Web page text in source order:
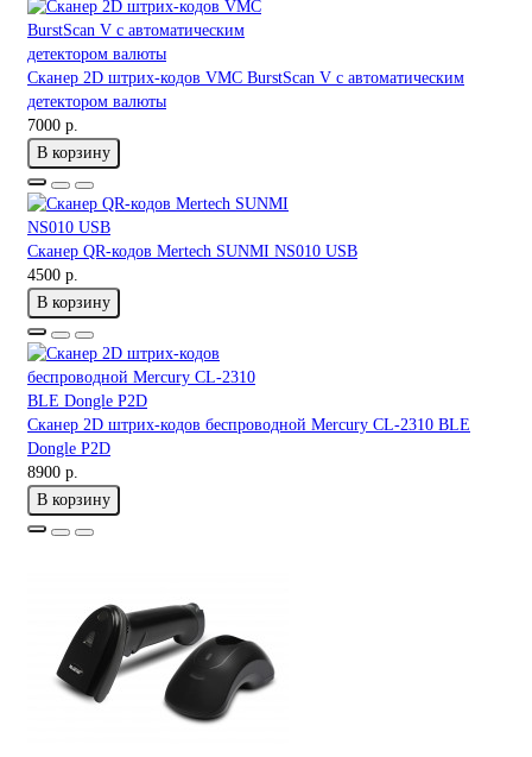
Сканер 2D штрих-кодов VMC BurstScan V с автоматическим
детектором валюты
7000 р.
В корзину
Сканер QR-кодов Mertech SUNMI NS010 USB
4500 р.
В корзину
Сканер 2D штрих-кодов беспроводной Mercury CL-2310 BLE
Dongle P2D
8900 р.
В корзину